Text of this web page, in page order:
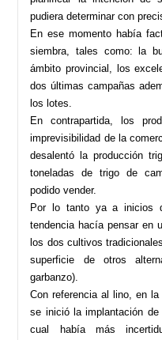
pudiera determinar con
En ese momento había
siembra, tales como: la
ámbito provincial, los
dos últimas campañas
los lotes.
En contrapartida, los
imprevisibilidad de la
desalentó la producción
toneladas de trigo de
podido vender.
Por lo tanto ya a inicios
tendencia hacía pensar en
los dos cultivos
superficie de otros
garbanzo).
Con referencia al lino, en
se inició la implantación
cual había más